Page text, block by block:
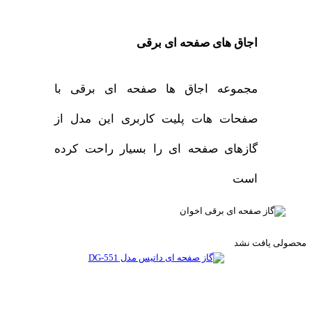
اجاق های صفحه ای برقی
مجموعه اجاق ها صفحه ای برقی با
صفحات هات پلیت کاربری این مدل از
گازهای صفحه ای را بسیار راحت کرده
است
محصولی یافت نشد